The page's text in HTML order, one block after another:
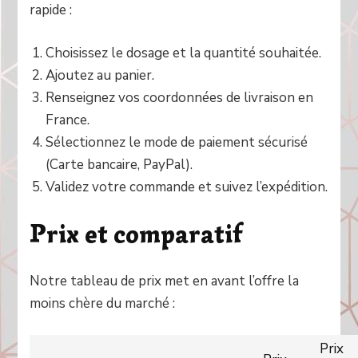
rapide :
Choisissez le dosage et la quantité souhaitée.
Ajoutez au panier.
Renseignez vos coordonnées de livraison en
France.
Sélectionnez le mode de paiement sécurisé
(Carte bancaire, PayPal).
Validez votre commande et suivez l’expédition.
Prix et comparatif
Notre tableau de prix met en avant l’offre la
moins chère du marché :
Prix